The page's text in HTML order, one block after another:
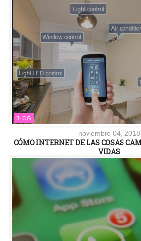
BLOG
noviembre 04, 2018
CÓMO INTERNET DE LAS COSAS
VIDAS